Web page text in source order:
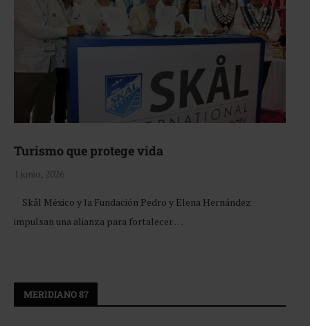
Turismo que protege vida
1 junio, 2026
Skål México y la Fundación Pedro y Elena Hernández
impulsan una alianza para fortalecer …
MERIDIANO 87